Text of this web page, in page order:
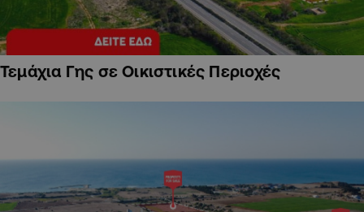
Τεμάχια Γης σε Οικιστικές Περιοχές